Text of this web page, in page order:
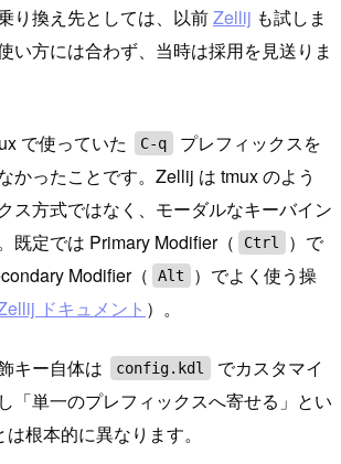
り換え先としては、以前Zellij も試しま
い方には合わず、当時は採用を見送りま
で使っていた C-q
プレフィックスを
かったことです。Zellij は tmux のよう
ス方式ではなく、モーダルなキーバイン
既定では Primary Modifier（
Ctrl
）で
Modifier（
Alt
）でよく使う操
ドキュメント ）。
キー自体は config.kdl
でカスタマイ
「単一のプレフィックスへ寄せる」とい
根本的に異なります。